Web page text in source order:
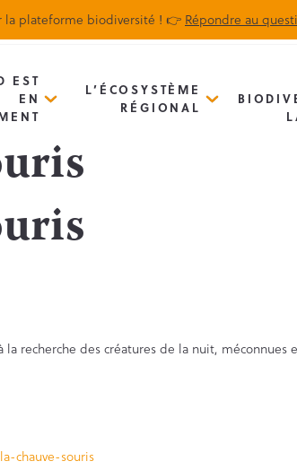
la plateforme biodiversité ! 👉 Répondre au
Biodiv’Map Newsletter
EST
EN
L’ÉCOSYSTÈME
RÉGIONAL
recherche des créatures de la nuit, méconnues
chauve-souris